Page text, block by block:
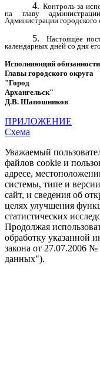
4. Контроль за
на главу
Администрации
5.
Настоящее
календарных дней со дня
Исполняющий обязанности
Главы городского округа
"Город
Архангельск"
Д.В. Шапошников
ПРИЛОЖЕНИЕ
Схема
Уважаемый
файлов cookie и
адресе,
системы, типе и
сайт, и сведения об
целях улучшения
статистических
Продолжая
обработку указанной
закона от 27.07.2006
данных").